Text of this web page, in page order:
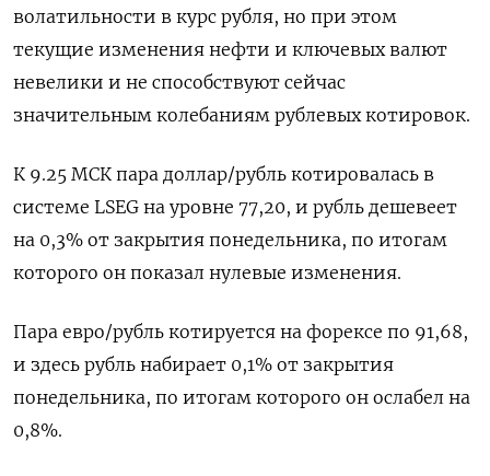
волатильности в курс рубля, но при этом
текущие изменения нефти и ключевых ⁠валют
невелики и не способствуют сейчас
значительным колебаниям рублевых котировок.
К 9.25 МСК пара доллар/рубль котировалась в
системе LSEG на уровне 77,20, и рубль дешевеет
на 0,3% от закрытия понедельника, по итогам
которого он показал нулевые изменения.
Пара евро/рубль котируется на форексе по ⁠91,68,
и здесь рубль набирает 0,1% ​от закрытия
понедельника, по итогам которого он ослабел на
0,⁠8%.